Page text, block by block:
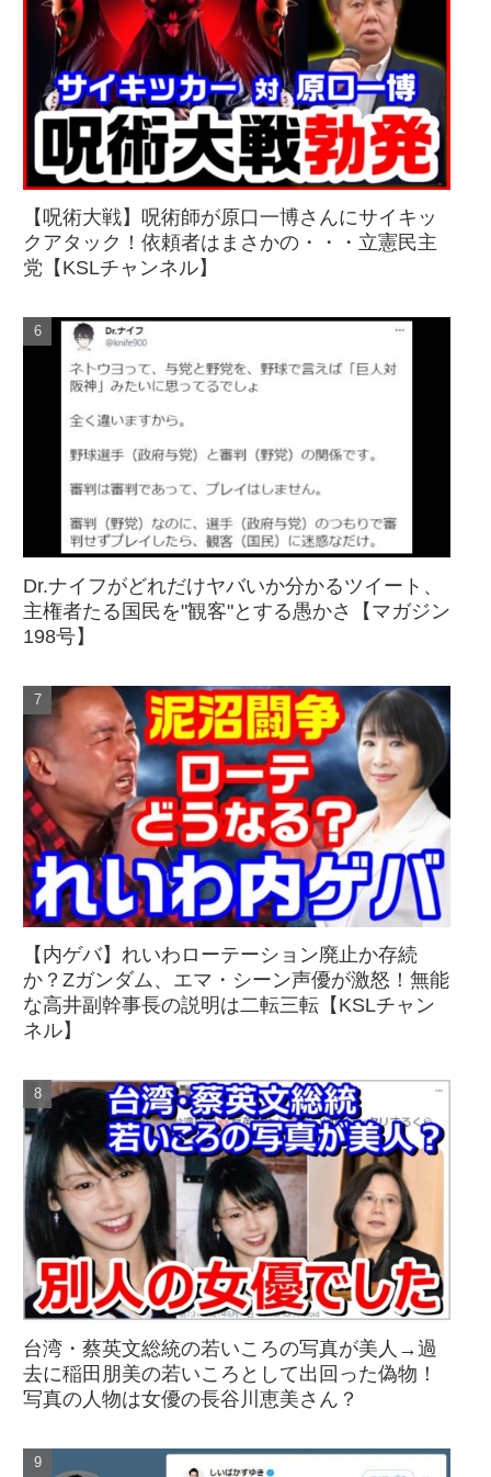
【呪術大戦】呪術師が原口一博さんにサイキッ
クアタック！依頼者はまさかの・・・立憲民主
党【KSLチャンネル】
Dr.ナイフがどれだけヤバいか分かるツイート、
主権者たる国民を"観客"とする愚かさ【マガジン
198号】
【内ゲバ】れいわローテーション廃止か存続
か？Zガンダム、エマ・シーン声優が激怒！無能
な高井副幹事長の説明は二転三転【KSLチャン
ネル】
台湾・蔡英文総統の若いころの写真が美人→過
去に稲田朋美の若いころとして出回った偽物！
写真の人物は女優の長谷川恵美さん？